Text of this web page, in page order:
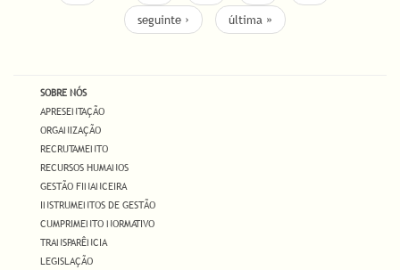
seguinte ›
última »
SOBRE NÓS
APRESENTAÇÃO
ORGANIZAÇÃO
RECRUTAMENTO
RECURSOS HUMANOS
GESTÃO FINANCEIRA
INSTRUMENTOS DE GESTÃO
CUMPRIMENTO NORMATIVO
TRANSPARÊNCIA
LEGISLAÇÃO